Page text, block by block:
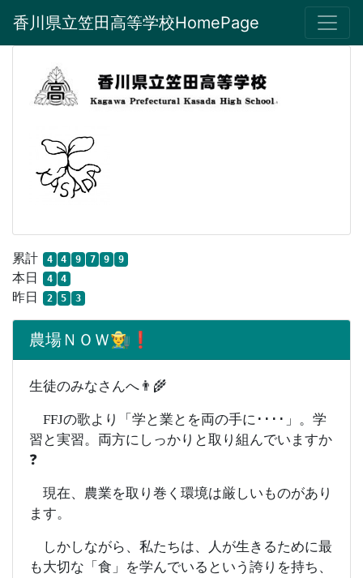
香川県立笠田高等学校HomePage
累計 4 4 9 7 9 9
本日 4 4
昨日 2 5 3
農場ＮＯＷ👨‍🌾❗️
生徒のみなさんへ👨‍🌾
FFJの歌より「学と業とを両の手に････」。学
習と実習。両方にしっかりと取り組んでいますか
❓
現在、農業を取り巻く環境は厳しいものがあり
ます。
しかしながら、私たちは、人が生きるために最
も大切な「食」を学んでいるという誇りを持ち、